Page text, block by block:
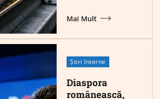
Mai Mult
Știri Interne
Diaspora
românească,